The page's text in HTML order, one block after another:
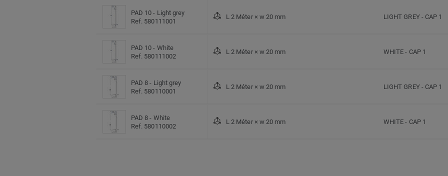
PAD 10 - Light grey
Ref. 580111001
L 2 Méter × w 20 mm LIGHT GREY - CAP 1
PAD 10 - White
Ref. 580111002
L 2 Méter × w 20 mm WHITE- CAP 1
PAD 8 - Light grey
Ref. 580110001
L 2 Méter × w 20 mm LIGHT GREY - CAP 1
PAD 8 - White
Ref. 580110002
L 2 Méter × w 20 mm WHITE- CAP 1